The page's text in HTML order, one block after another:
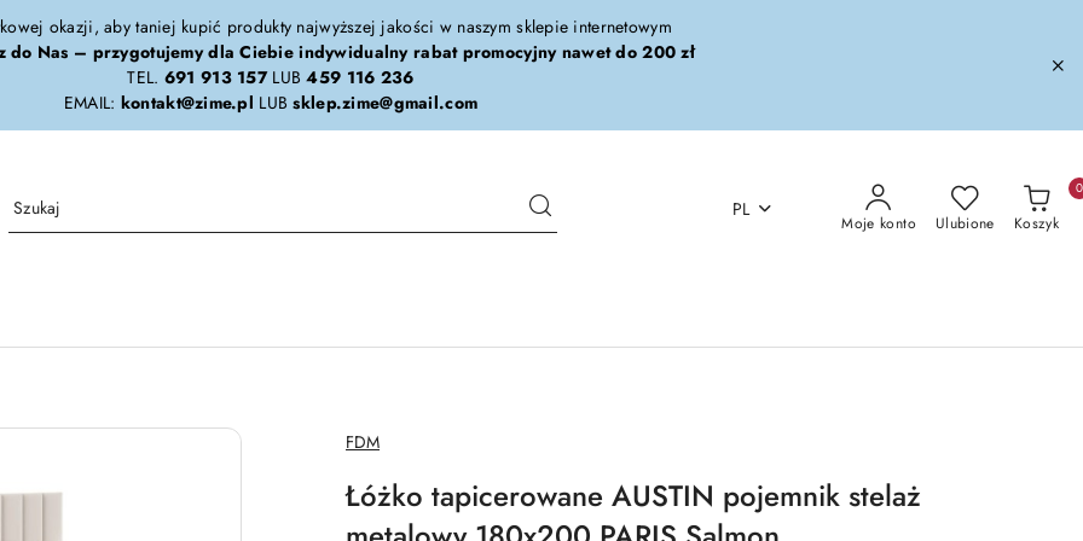
okazji, aby taniej kupić produkty najwyższej jakości w naszym sklepie internetowym
do Nas – przygotujemy dla Ciebie indywidualny rabat promocyjny nawet do 200 zł
TEL. 691 913 157LUB459 116 236
EMAIL: kontakt@zime.pl LUBsklep.zime@gmail.com
PL
Moje konto Ulubione Koszyk
0
NAZWA
PRODUCENTA:
FDM
Łóżko tapicerowane AUSTIN pojemnik stelaż